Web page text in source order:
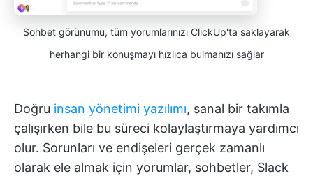
Sohbet görünümü, tüm yorumlarınızı ClickUp'ta saklayarak
herhangi bir konuşmayı hızlıca bulmanızı sağlar
Doğru insan yönetimi yazılımı, sanal bir takımla
çalışırken bile bu süreci kolaylaştırmaya yardımcı
olur. Sorunları ve endişeleri gerçek zamanlı
olarak ele almak için yorumlar, sohbetler, Slack